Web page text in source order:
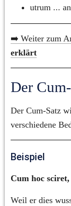
utrum ... an
➡️ Weiter zum
erklärt
Der
Der Cum-Satz
verschiedene
Beispiel
Cum hoc
Weil er dies